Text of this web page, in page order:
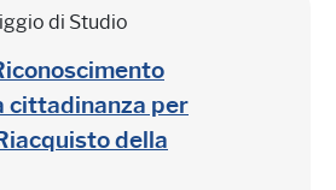
di Studio
cittadinanza per
della